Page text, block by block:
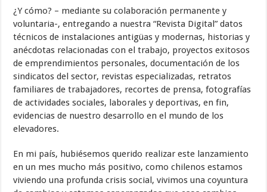
¿Y cómo? – mediante su colaboración permanente y
voluntaria-, entregando a nuestra “Revista Digital” datos
técnicos de instalaciones antigüas y modernas, historias y
anécdotas relacionadas con el trabajo, proyectos exitosos
de emprendimientos personales, documentación de los
sindicatos del sector, revistas especializadas, retratos
familiares de trabajadores, recortes de prensa, fotografías
de actividades sociales, laborales y deportivas, en fin,
evidencias de nuestro desarrollo en el mundo de los
elevadores.
En mi país, hubiésemos querido realizar este lanzamiento
en un mes mucho más positivo, como chilenos estamos
viviendo una profunda crisis social, vivimos una coyuntura